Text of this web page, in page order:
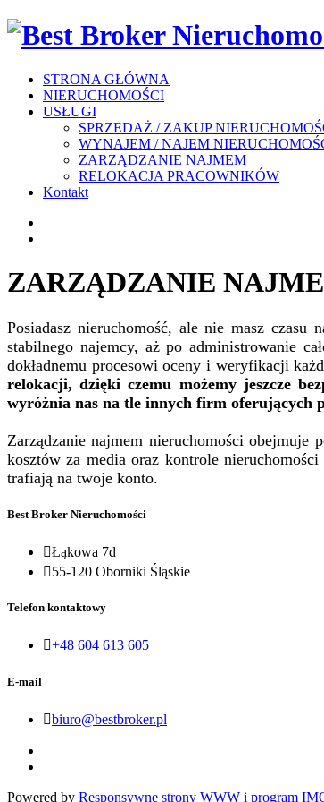
STRONA GŁÓWNA
NIERUCHOMOŚCI
USŁUGI
SPRZEDAŻ / ZAKUP
WYNAJEM / NAJEM
ZARZĄDZANIE NAJMEM
RELOKACJA PRACOWNIKÓW
Kontakt
ZARZĄDZANIE
Posiadasz nieruchomość, ale nie masz
stabilnego najemcy, aż po administrowanie
dokładnemu procesowi oceny i weryfikacji
relokacji, dzięki czemu możemy jeszcze
wyróżnia nas na tle innych firm oferujących
Zarządzanie najmem nieruchomości obejmuje
kosztów za media oraz kontrole
trafiają na twoje konto.
Best Broker Nieruchomości
Łąkowa 7d
55-120 Oborniki Śląskie
Telefon kontaktowy
+48 604 613 605
E-mail
biuro@bestbroker.pl
Powered by Responsywne strony WWW i program